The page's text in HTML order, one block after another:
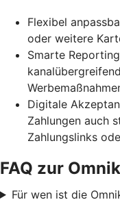
Flexibel
oder weitere
Smarte
Digitale
Zahlungen auch
Zahlungslinks
FAQ zur
Für wen ist die